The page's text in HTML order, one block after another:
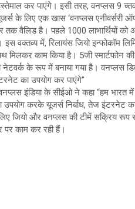
कर पाएंगे। इसी तरह, वनप्लस 9
के लिए एक खास ‘वनप्लस
तक वैलिड है। पहले 1000 लाभार्थियों
इस वक्तव्य में, रिलायंस जियो इन्फोकॉम
मिलकर काम किया है। 5जी स्मार्टफोन
के रूप में बनाया गया है। वनप्लस
का उपयोग कर पाएंगे”
इंडिया के सीईओ ने कहा “हम
उपयोग करके यूजर्स निर्बाध, तेज
जियो और वनप्लस की टीमें सक्रिय रूप से
पर काम कर रही हैं।